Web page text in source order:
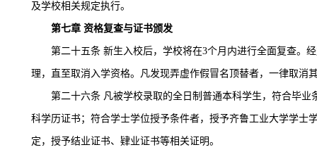
及学校相关规定执行。
第七章资格复查与证书颁发
第二十五条新生入校后，学校将在3个月内进行全面复查。
理，直至取消入学资格。凡发现弄虚作假冒名顶替者，一律取消
第二十六条凡被学校录取的全日制普通本科学生，符合毕业
科学历证书；符合学士学位授予条件者，授予齐鲁工业大学学士
定，授予结业证书、肄业证书等相关证明。